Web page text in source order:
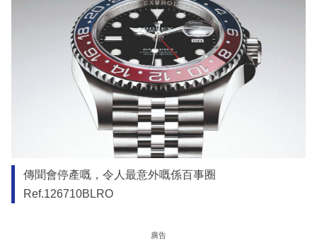
傳聞會停產嘅，令人最意外嘅係百事圈
Ref.126710BLRO
廣告